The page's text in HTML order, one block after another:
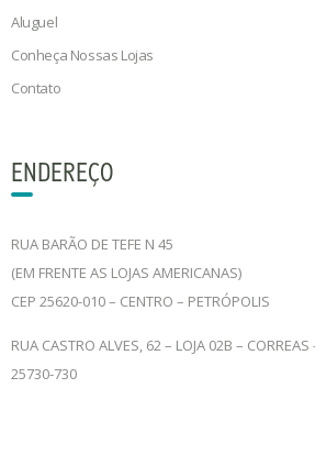
Aluguel
Conheça Nossas Lojas
Contato
ENDEREÇO
RUA BARÃO DE TEFE N 45
(EM FRENTE AS LOJAS AMERICANAS)
CEP 25620-010 – CENTRO – PETRÓPOLIS
RUA CASTRO ALVES, 62 – LOJA 02B – CORREAS
25730-730